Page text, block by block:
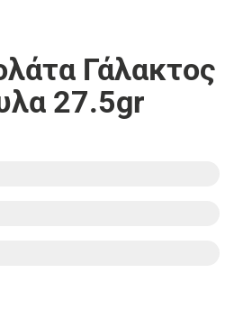
Γάλακτος
27.5gr